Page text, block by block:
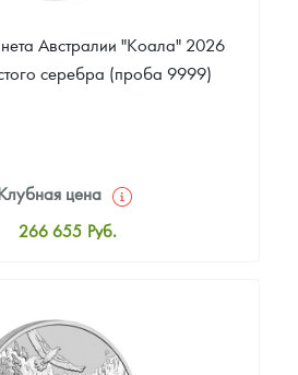
Австралии "Коала" 2026
серебра (проба 9999)
цена
266 655 Руб.
Цена выкупа
Звоните